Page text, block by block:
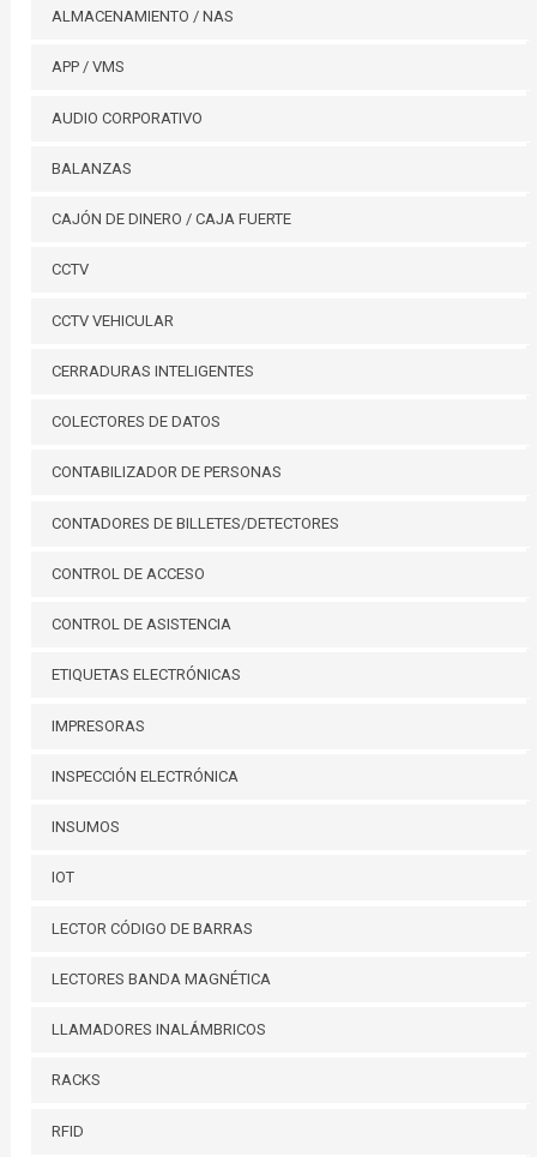
ALMACENAMIENTO / NAS
APP / VMS
AUDIO CORPORATIVO
BALANZAS
CAJÓN DE DINERO / CAJA FUERTE
CCTV
CCTV VEHICULAR
CERRADURAS INTELIGENTES
COLECTORES DE DATOS
CONTABILIZADOR DE PERSONAS
CONTADORES DE BILLETES/DETECTORES
CONTROL DE ACCESO
CONTROL DE ASISTENCIA
ETIQUETAS ELECTRÓNICAS
IMPRESORAS
INSPECCIÓN ELECTRÓNICA
INSUMOS
IOT
LECTOR CÓDIGO DE BARRAS
LECTORES BANDA MAGNÉTICA
LLAMADORES INALÁMBRICOS
RACKS
RFID